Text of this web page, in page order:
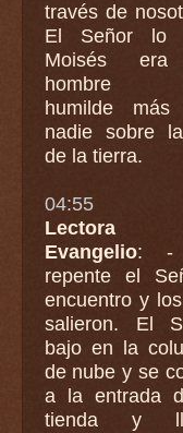
través de
El Señor lo
Moisés
hombre muy
humilde más
nadie sobre
de la tierra.
04:55
Lectora
Evangelio: -
repente el
encuentro y
salieron. El
bajo en la
de nube y se colocó
a la entrada
tienda y